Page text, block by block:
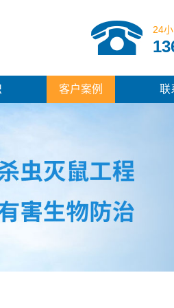
24
客户案例 联